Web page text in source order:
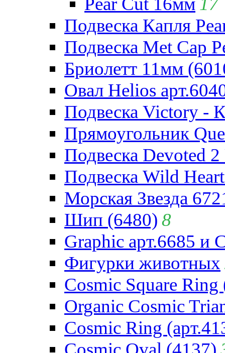
Подвеска Капля
Подвеска Met Cap
Бриолетт 11мм
Овал Helios
Подвеска Victory -
Прямоугольник
Подвеска Devoted
Подвеска Wild
Морская Звезда
Шип (6480) 8
Graphic арт.6685 и
Фигурки животных
Cosmic Square Ring
Organic Cosmic
Cosmic Ring